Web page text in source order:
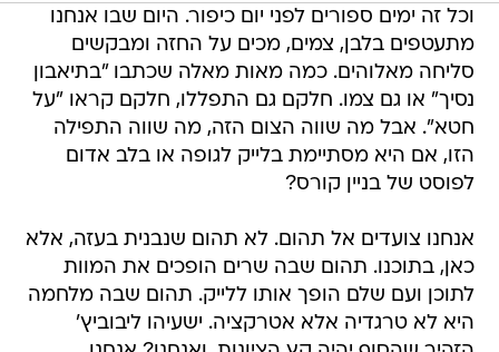
וכל זה ימים ספורים לפני יום כיפור. היום שבו אנחנו
מתעטפים בלבן, צמים, מכים על החזה ומבקשים
סליחה מאלוהים. כמה מאות מאלה שכתבו "בתיאבון
נסיך" או גם צמו. חלקם גם התפללו, חלקם קראו "על
חטא". אבל מה שווה הצום הזה, מה שווה התפילה
הזו, אם היא מסתיימת בלייק לגופה או בלב אדום
לפוסט של בניין קורס?
אנחנו צועדים אל תהום. לא תהום שנבנית בעזה, אלא
כאן, בתוכנו. תהום שבה שרים הופכים את המוות
לתוכן ועם שלם הופך אותו ללייק. תהום שבה מלחמה
היא לא טרגדיה אלא אטרקציה. ישעיהו ליבוביץ'